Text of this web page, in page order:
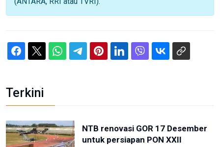
Terkini
NTB renovasi GOR 17 Desember
untuk persiapan PON XXII